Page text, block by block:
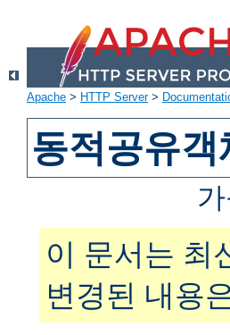
Apache > HTTP Server>
동적공유
이 문서는 최
변경된 내용